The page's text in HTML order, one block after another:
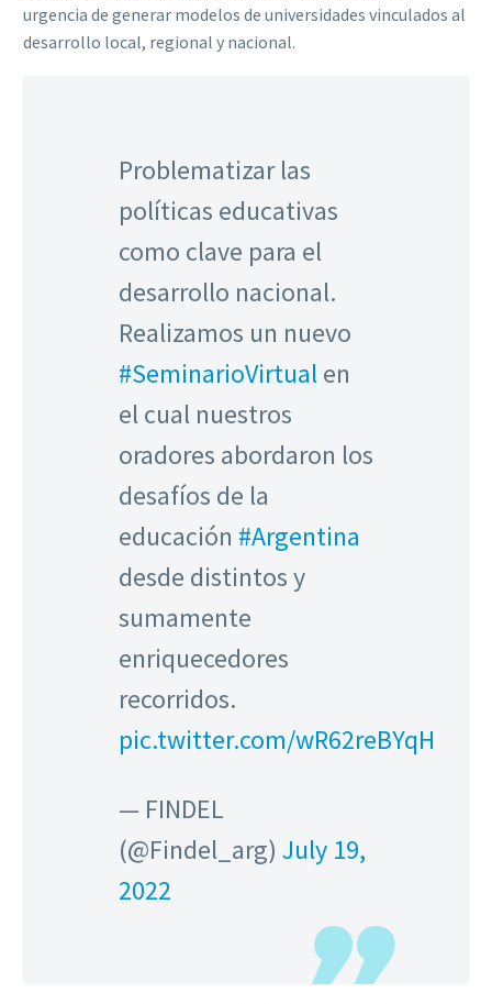
urgencia de generar modelos de universidades vinculados al
desarrollo local, regional y nacional.
Problematizar las
políticas educativas
como clave para el
desarrollo nacional.
Realizamos un nuevo
#SeminarioVirtualen
el cual nuestros
oradores abordaron los
desafíos de la
educación #Argentina
desde distintos y
sumamente
enriquecedores
recorridos.
pic.twitter.com/wR62reBYqH
— FINDEL
(@Findel_arg) July 19,
2022